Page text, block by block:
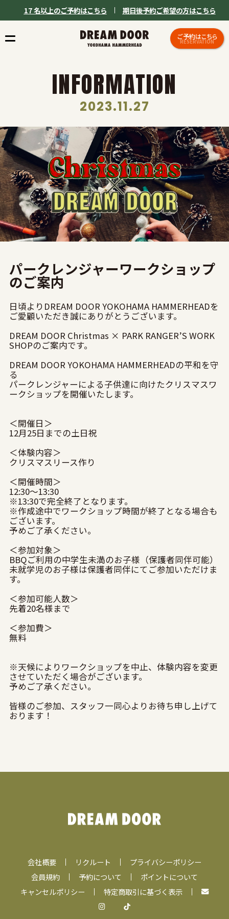
17 名以上のご予約はこちら 期日後予約ご希望の方はこちら
ご予約はこちら
RESERVATION
INFORMATION
2023.11.27
パークレンジャーワークショップ
のご案内
日頃よりDREAM DOOR YOKOHAMA HAMMERHEADを
ご愛顧いただき誠にありがとうございます。
DREAM DOOR Christmas × PARK RANGER’S WORK
SHOPのご案内です。
DREAM DOOR YOKOHAMA HAMMERHEADの平和を守
る
パークレンジャーによる子供達に向けたクリスマスワ
ークショップを開催いたします。
＜開催日＞
12月25日までの土日祝
＜体験内容＞
クリスマスリース作り
＜開催時間＞
12:30〜13:30
※13:30で完全終了となります。
※作成途中でワークショップ時間が終了となる場合も
ございます。
予めご了承ください。
＜参加対象＞
BBQご利用の中学生未満のお子様（保護者同伴可能）
未就学児のお子様は保護者同伴にてご参加いただけま
す。
＜参加可能人数＞
先着20名様まで
＜参加費＞
無料
※天候によりワークショップを中止、体験内容を変更
させていただく場合がございます。
予めご了承ください。
皆様のご参加、スタッフ一同心よりお待ち申し上げて
おります！
会社概要 リクルート
プライバシーポリシー
会員規約
予約について
ポイントについて
キャンセルポリシー
特定商取引に基づく表示